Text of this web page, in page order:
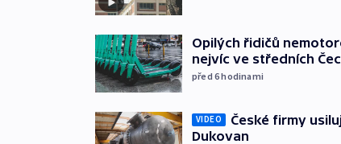
Opilých řidičů
nejvíc ve středních
před 6hodinami
VIDEO
České firmy
Dukovan